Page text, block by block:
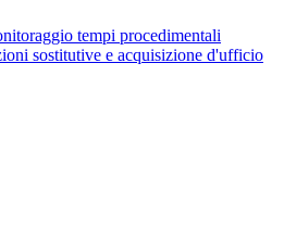
tempi procedimentali
sostitutive e acquisizione d'ufficio